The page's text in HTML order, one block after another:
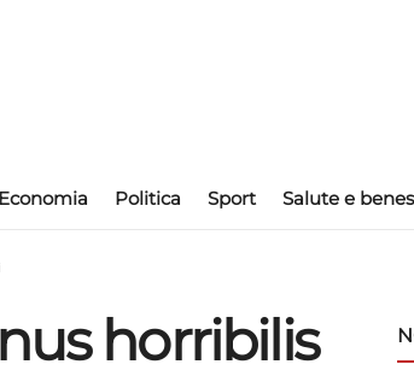
Economia Politica Sport Salute e
horribilis